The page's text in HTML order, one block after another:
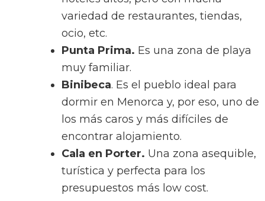
variedad de restaurantes, tiendas,
ocio, etc.
Punta Prima. Es una zona de playa
muy familiar.
Binibeca. Es el pueblo ideal para
dormir en Menorca y, por eso, uno de
los más caros y más difíciles de
encontrar alojamiento.
Cala en Porter. Una zona asequible,
turística y perfecta para los
presupuestos más low cost.